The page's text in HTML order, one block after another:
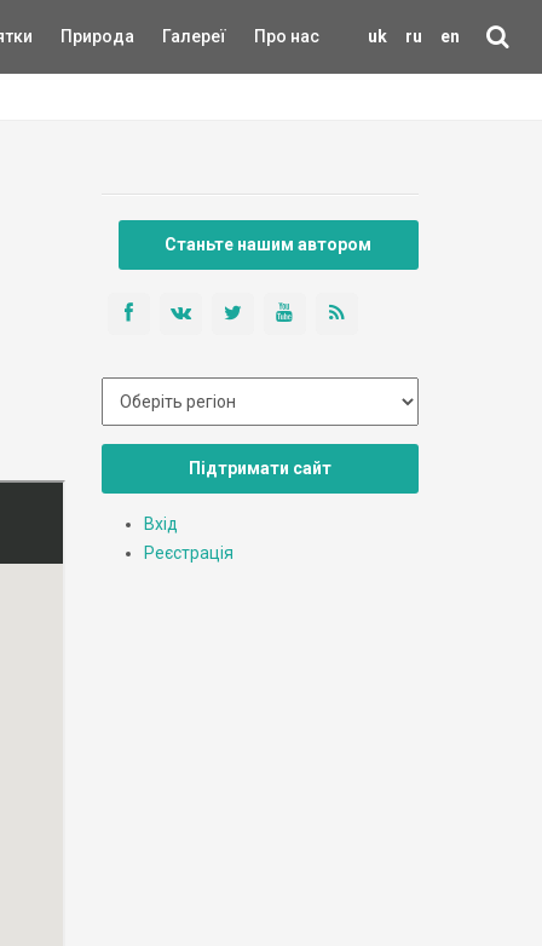
uk ru en
Природа Галереї Про нас
Станьте нашим автором
Підтримати сайт
Вхід
Реєстрація